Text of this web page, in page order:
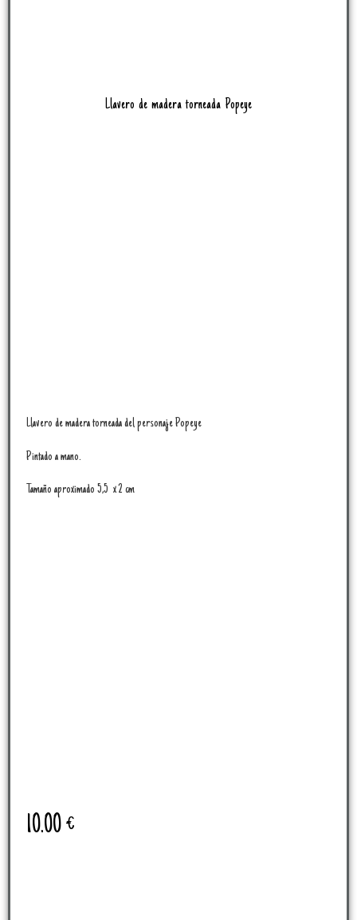
Llavero de madera torneada Popeye
Llavero de madera torneada del personaje Popeye
Pintado a mano.
Tamaño aproximado 5,5 x 2 cm
10.00€